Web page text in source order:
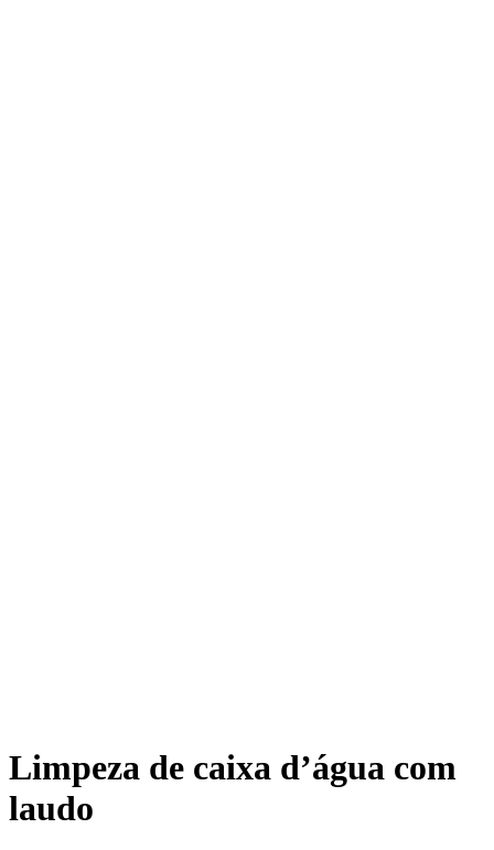
Limpeza de caixa d’água com
laudo